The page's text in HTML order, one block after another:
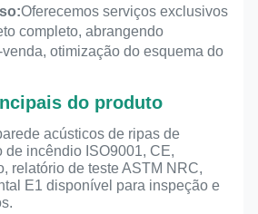
Oferecemos serviços exclusivos
completo, abrangendo
otimização do esquema do
do produto
acústicos de ripas de
de incêndio ISO9001, CE,
relatório de teste ASTM NRC,
E1 disponível para inspeção e